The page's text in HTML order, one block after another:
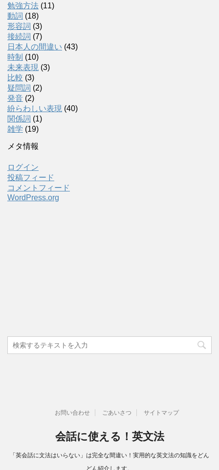
勉強方法 (11)
動詞 (18)
形容詞 (3)
接続詞 (7)
日本人の間違い (43)
時制 (10)
未来表現 (3)
比較 (3)
疑問詞 (2)
発音 (2)
紛らわしい表現 (40)
関係詞 (1)
雑学 (19)
メタ情報
ログイン
投稿フィード
コメントフィード
WordPress.org
お問い合わせ ごあいさつ サイトマップ
会話に使える！英文法
「英会話に文法はいらない」は完全な間違い！実用的な英文法の知識をどん
どん紹介します。